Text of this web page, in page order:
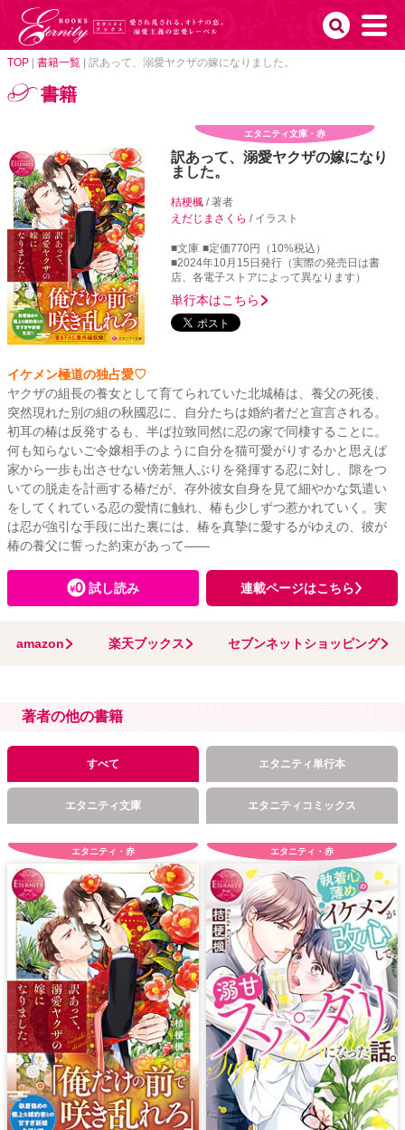
TOP 書籍一覧 訳あって、溺愛ヤクザの嫁になりました。
書籍
エタニティ文庫・赤
訳あって、溺愛ヤクザの嫁になり
ました。
桔梗楓/ 著者
えだじまさくら / イラスト
■文庫 ■定価770円（10%税込）
■2024年10月15日発行（実際の発売日は書
店、各電子ストアによって異なります）
単行本はこちら
イケメン極道の独占愛♡
ヤクザの組長の養女として育てられていた北城椿は、養父の死後、
突然現れた別の組の秋國忍に、自分たちは婚約者だと宣言される。
初耳の椿は反発するも、半ば拉致同然に忍の家で同棲することに。
何も知らないご令嬢相手のように自分を猫可愛がりするかと思えば
家から一歩も出させない傍若無人ぶりを発揮する忍に対し、隙をつ
いての脱走を計画する椿だが、存外彼女自身を見て細やかな気遣い
をしてくれている忍の愛情に触れ、椿も少しずつ惹かれていく。実
は忍が強引な手段に出た裏には、椿を真摯に愛するがゆえの、彼が
椿の養父に誓った約束があって――
試し読み 連載ページはこちら
amazon 楽天ブックス セブンネットショッピング
著者の他の書籍
すべて エタニティ単行本
エタニティ文庫 エタニティコミックス
エタニティ・赤 エタニティ・赤